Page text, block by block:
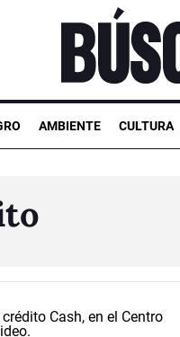
AMBIENTE CULTURA